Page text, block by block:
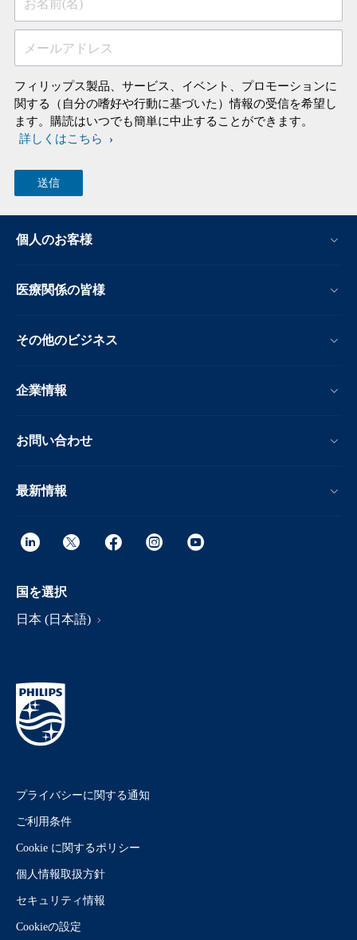
お名前(名)
メールアドレス
フィリップス製品、サービス、イベント、プロモーションに
関する（自分の嗜好や行動に基づいた）情報の受信を希望し
ます。購読はいつでも簡単に中止することができます。
詳しくはこちら
個人のお客様
医療関係の皆様
その他のビジネス
企業情報
お問い合わせ
最新情報
国を選択
日本 (日本語)
プライバシーに関する通知
ご利用条件
Cookie に関するポリシー
個人情報取扱方針
セキュリティ情報
Cookieの設定